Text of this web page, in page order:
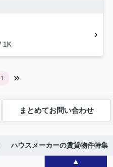
1K
1
まとめてお問い合わせ
ハウスメーカーの賃貸物件特集
▲